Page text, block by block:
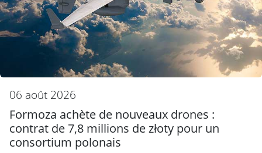
06 août 2026
Formoza achète de nouveaux drones :
contrat de 7,8 millions de złoty pour un
consortium polonais